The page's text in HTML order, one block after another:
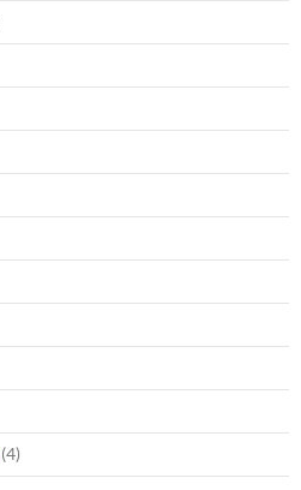
(4)